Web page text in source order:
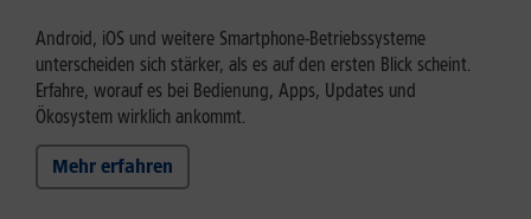
Android, iOS und weitere Smartphone-Betriebssysteme
unterscheiden sich stärker, als es auf den ersten Blick scheint.
Erfahre, worauf es bei Bedienung, Apps, Updates und
Ökosystem wirklich ankommt.
Mehr erfahren